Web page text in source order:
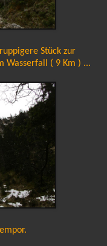
Stück zur
Wasserfall ( 9 Km ) ...